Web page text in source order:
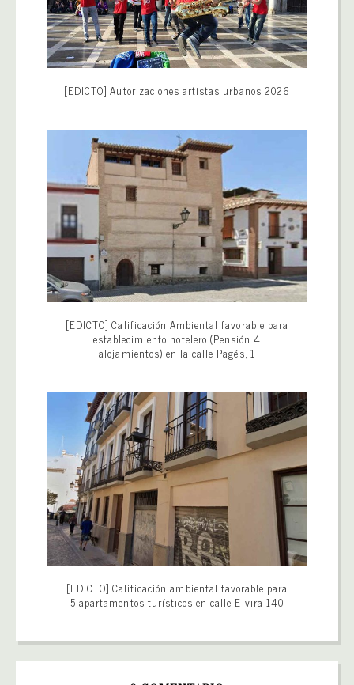
[EDICTO] Autorizaciones artistas urbanos 2026
[EDICTO] Calificación Ambiental favorable para
establecimiento hotelero (Pensión 4
alojamientos) en la calle Pagés, 1
[EDICTO] Calificación ambiental favorable para
5 apartamentos turísticos en calle Elvira 140